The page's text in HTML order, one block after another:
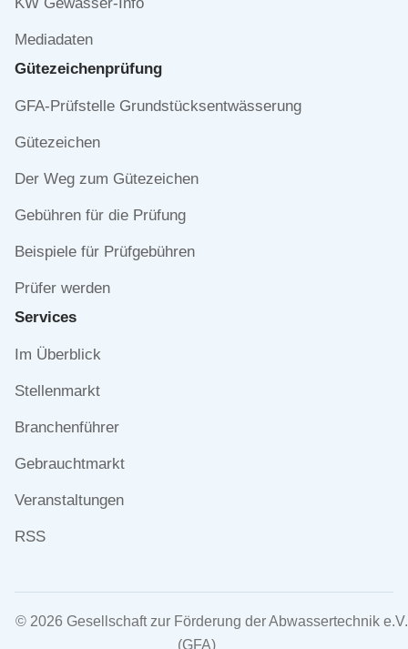
KW Gewässer-Info
Mediadaten
Gütezeichen­prüfung
Navigation
GFA-Prüfstelle Grundstücksentwässerung
Gütezeichen
Der Weg zum Gütezeichen
Gebühren für die Prüfung
Beispiele für Prüfgebühren
Prüfer werden
Services
Navigation
Im Überblick
Stellenmarkt
Branchenführer
Gebrauchtmarkt
Veranstaltungen
RSS
© 2026 Gesellschaft zur Förderung der Abwassertechnik e.V.
(GFA)